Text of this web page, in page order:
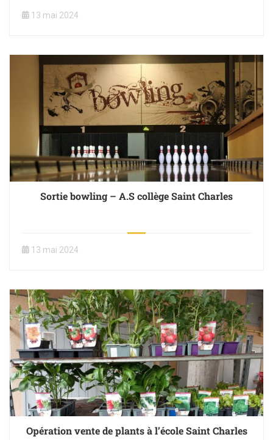
13 mai 2024
Sortie bowling – A.S collège Saint Charles
13 mai 2024
Opération vente de plants à l’école Saint Charles